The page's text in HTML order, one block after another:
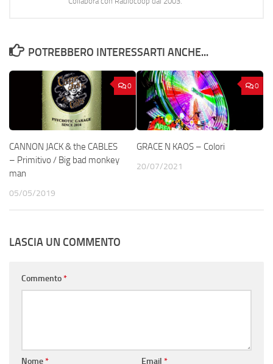
POTREBBERO INTERESSARTI ANCHE...
0
CANNON JACK & the CABLES
– Primitivo / Big bad monkey
man
05/05/2019
0
GRACE N KAOS – Colori
20/07/2021
LASCIA UN COMMENTO
Commento*
Nome* Email *